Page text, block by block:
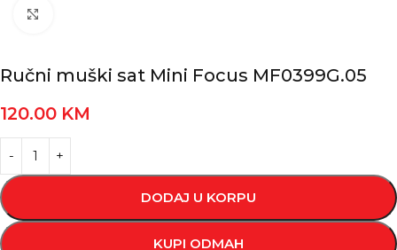
Ručni muški sat Mini Focus MF0399G.05
120.00 KM
DODAJ U KORPU
KUPI ODMAH